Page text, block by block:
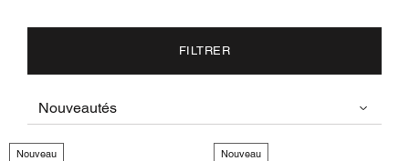
FILTRER
Nouveau Nouveau